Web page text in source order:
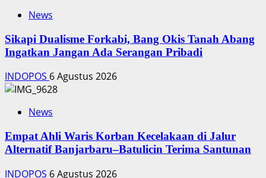
News
Sikapi Dualisme Forkabi, Bang Okis Tanah Abang
Ingatkan Jangan Ada Serangan Pribadi
INDOPOS 6 Agustus 2026
News
Empat Ahli Waris Korban Kecelakaan di Jalur
Alternatif Banjarbaru–Batulicin Terima Santunan
INDOPOS 6 Agustus 2026